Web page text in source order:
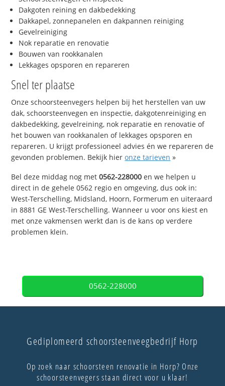
Dakgoten reining en dakbedekking
Dakkapel, zonnepanelen en dakpannen reiniging
Gevelreiniging
Nok reparatie en renovatie
Bouwen van rookkanalen
Lekkages opsporen en repareren
Snel ter plaatse
Onze schoorsteenvegers helpen bij het herstellen van uw
dak, schoorsteenvegen en inspectie, dakgotenreiniging en
dakbedekking, gevelreining, nok reparatie en renovatie of
het bouwen van rookkanalen of lekkages opsporen en
repareren. U krijgt professioneel advies én we repareren de
gevonden problemen. Bekijk hieronze tarieven »
Bel deze middag nog met0562-228000 en we helpen u
direct in de gehele 0562 regio en omgeving, dus ook in:
West-Terschelling, Midsland, Hoorn, Formerum en uiteraard
in 8881 GE West-Terschelling. Wanneer u voor ons kiest en
met onze vakmensen werkt dan is de kans op verdere
problemen klein.
0562-228000
Gediplomeerd schoorsteenveegbedrijf Horp
Op zoek naar schoorsteen renovatie in Horp? Onze
schoorsteenvegers staan direct voor u klaar!